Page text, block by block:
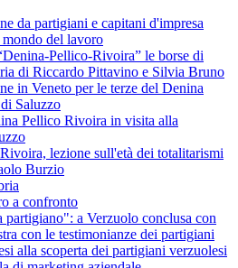
da partigiani e capitani d'impresa
del lavoro
Pellico-Rivoira” le borse di
di Riccardo Pittavino e Silvia Bruno
in Veneto per le terze del Denina
Saluzzo
Pellico Rivoira in visita alla
lezione sull'età dei totalitarismi
Burzio
a confronto
partigiano": a Verzuolo conclusa con
con le testimonianze dei partigiani
alla scoperta dei partigiani verzuolesi